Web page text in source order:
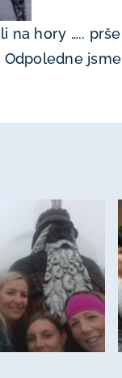
na hory …..
Odpoledne